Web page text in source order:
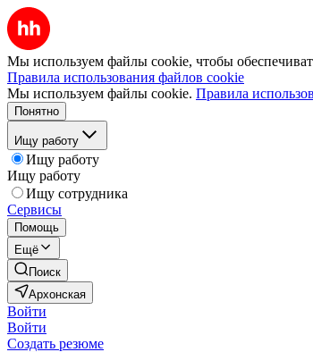
Мы используем файлы cookie, чтобы
Правила использования файлов cookie
Мы используем файлы cookie. Правила
Понятно
Ищу работу
Ищу работу
Ищу работу
Ищу сотрудника
Сервисы
Помощь
Ещё
Поиск
Архонская
Войти
Войти
Создать резюме